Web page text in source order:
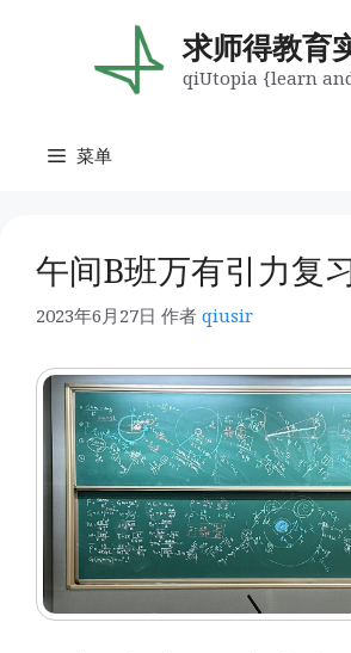
求师得教育
qiUtopia {learn
菜单
午间B班万有引力复
2023年6月27日 作者 qiusir